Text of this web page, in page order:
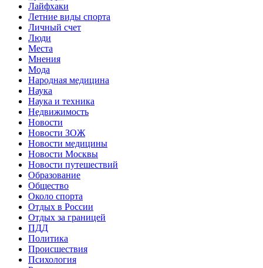
Лайфхаки
Летние виды спорта
Личный счет
Люди
Места
Мнения
Мода
Народная медицина
Наука
Наука и техника
Недвижимость
Новости
Новости ЗОЖ
Новости медицины
Новости Москвы
Новости путешествий
Образование
Общество
Около спорта
Отдых в России
Отдых за границей
ПДД
Политика
Происшествия
Психология